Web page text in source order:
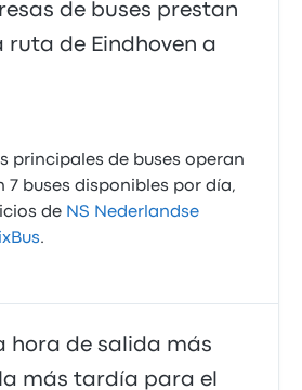
de buses prestan
ruta de Eindhoven a
principales de buses operan
7 buses disponibles por día,
de NS Nederlandse
.
hora de salida más
más tardía para el